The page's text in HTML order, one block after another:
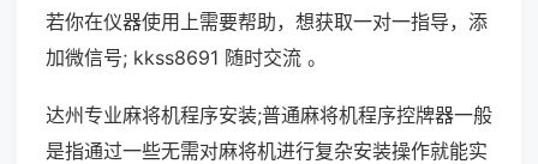
若你在仪器使用上需要帮助，想获取一对一指导，添
加微信号; kkss8691 随时交流 。
达州专业麻将机程序安装;普通麻将机程序控牌器一般
是指通过一些无需对麻将机进行复杂安装操作就能实